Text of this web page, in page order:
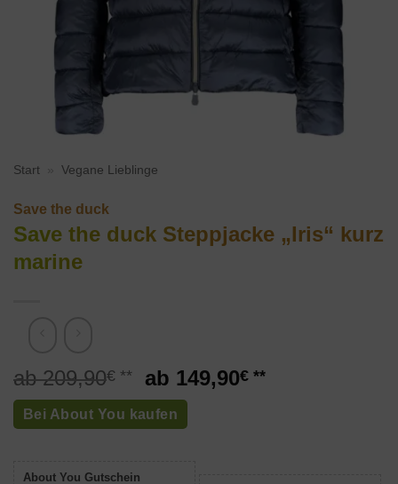
Start Vegane Lieblinge
Save the duck
Save the duck Steppjacke „Iris“ kurz
marine
209,90€
Ursprünglicher
Preis
war:
149,90€
Aktueller
Bei About You kaufen
About You Gutschein